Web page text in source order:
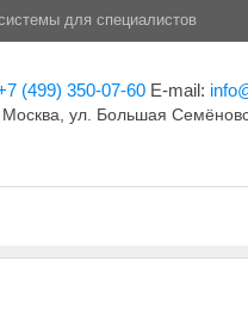
для специалистов
(499) 350-07-60 E-mail:
Москва, ул. Большая